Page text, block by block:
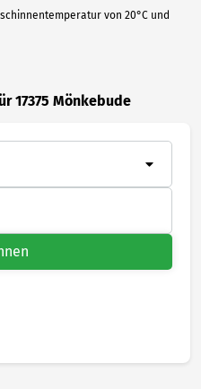
von 20°C und
17375 Mönkebude